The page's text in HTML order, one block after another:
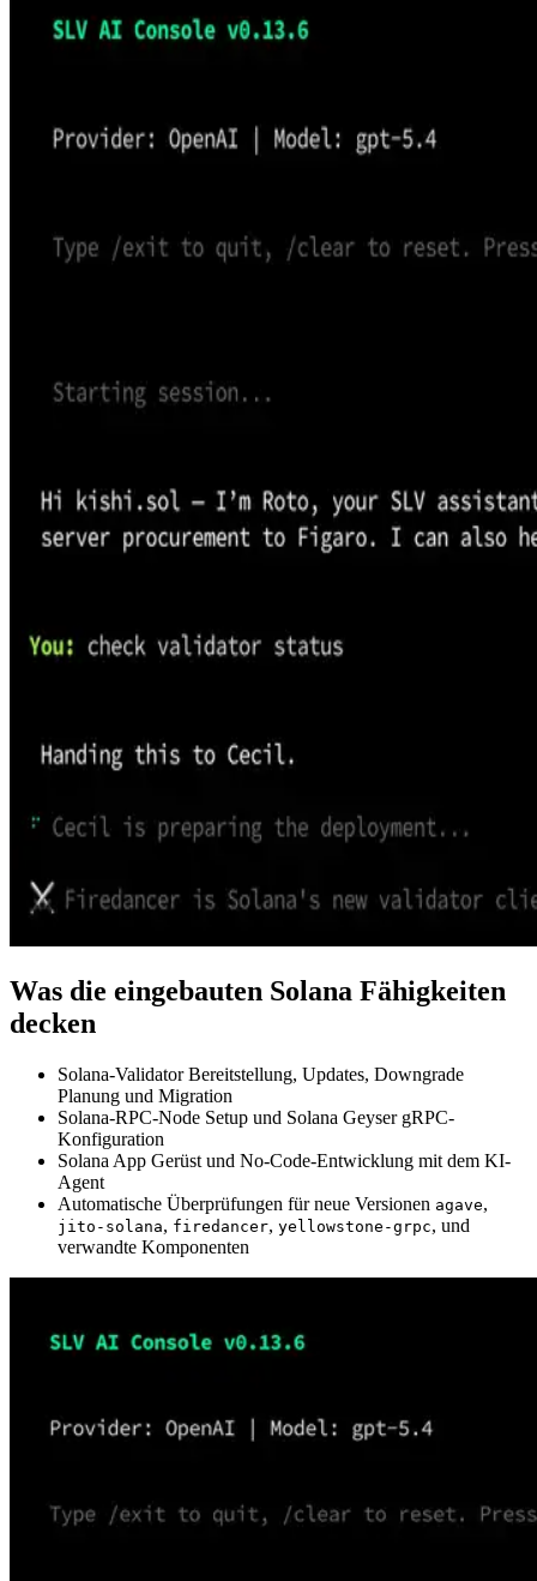
Was die eingebauten Solana Fähigkeiten
decken
Solana-Validator Bereitstellung, Updates, Downgrade
Planung und Migration
Solana-RPC-Node Setup und Solana Geyser gRPC-
Konfiguration
Solana App Gerüst und No-Code-Entwicklung mit dem KI-
Agent
Automatische Überprüfungen für neue Versionen agave,
jito-solana, firedancer, yellowstone-grpc, und
verwandte Komponenten